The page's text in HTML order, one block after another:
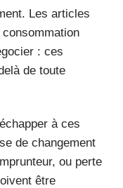
Les articles
: ces
de toute
à ces
de changement
ou perte
être